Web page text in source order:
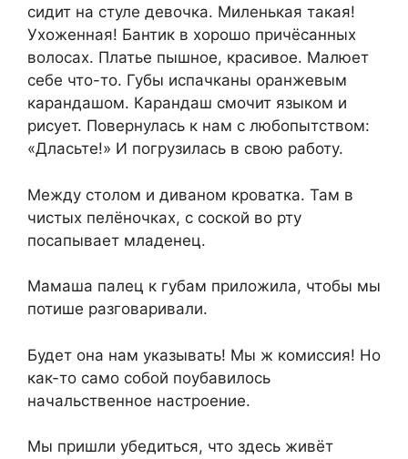
сидит на стуле девочка. Миленькая такая!
Ухоженная! Бантик в хорошо причёсанных
волосах. Платье пышное, красивое. Малюет
себе что-то. Губы испачканы оранжевым
карандашом. Карандаш смочит языком и
рисует. Повернулась к нам с любопытством:
«Дласьте!» И погрузилась в свою работу.
Между столом и диваном кроватка. Там в
чистых пелёночках, с соской во рту
посапывает младенец.
Мамаша палец к губам приложила, чтобы мы
потише разговаривали.
Будет она нам указывать! Мы ж комиссия! Но
как-то само собой поубавилось
начальственное настроение.
Мы пришли убедиться, что здесь живёт